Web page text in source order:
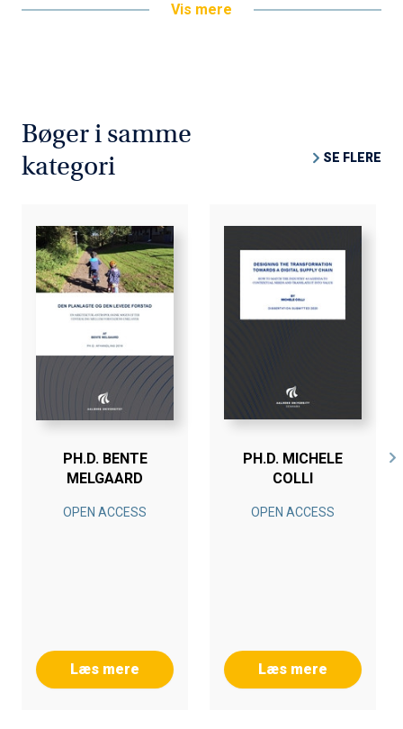
Vis mere
Bøger i samme
kategori
SE FLERE
PH.D. BENTE
MELGAARD
OPEN ACCESS
Læs mere
PH.D. MICHELE
COLLI
OPEN ACCESS
Læs mere